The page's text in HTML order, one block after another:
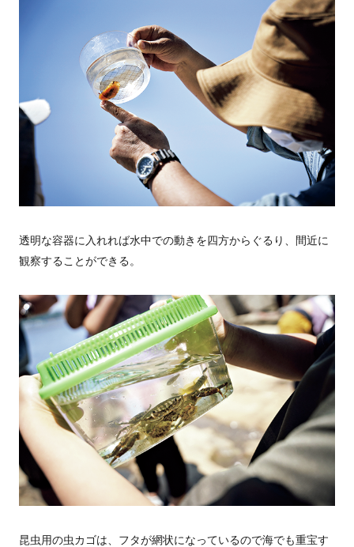
透明な容器に入れれば水中での動きを四方からぐるり、間近に
観察することができる。
昆虫用の虫カゴは、フタが網状になっているので海でも重宝す